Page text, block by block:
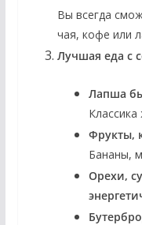
Вы всегда
чая, кофе или
Лучшая еда с
Лапша
Классика
Фрукты,
Бананы,
Орехи,